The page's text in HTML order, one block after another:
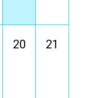
20 21